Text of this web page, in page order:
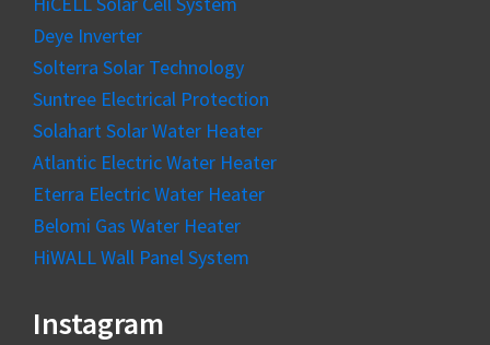
Deye Inverter
Solterra Solar Technology
Suntree Electrical Protection
Solahart Solar Water Heater
Atlantic Electric Water Heater
Eterra Electric Water Heater
Belomi Gas Water Heater
HiWALL Wall Panel System
Instagram